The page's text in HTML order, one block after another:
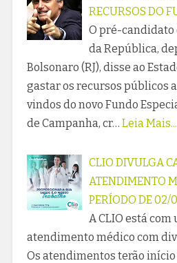
RECURSOS DO
O pré-candidato
da República,
Bolsonaro (RJ), disse ao
gastar os recursos públicos
vindos do novo Fundo
de Campanha, cr… Leia Mais...
CLIO DIVULGA
ATENDIMENTO
PERÍODO DE 02/
A CLIO está
atendimento médico com
Os atendimentos terão